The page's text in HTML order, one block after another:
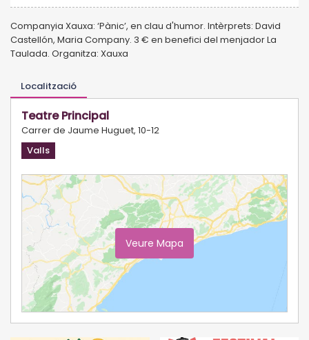
Companyia Xauxa: ‘Pànic’, en clau d'humor. Intèrprets: David
Castellón, Maria Company. 3 € en benefici del menjador La
Taulada. Organitza: Xauxa
Localització
Teatre Principal
Carrer de Jaume Huguet, 10-12
Valls
Veure Mapa